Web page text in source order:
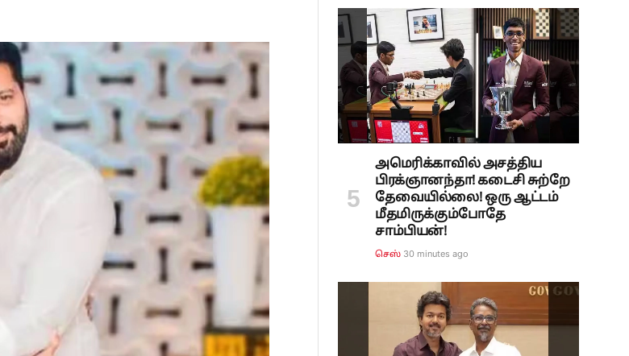
அமெரிக்காவில் அசத்திய
பிரக்ஞானந்தா! கடைசி சுற்றே
தேவையில்லை! ஒரு ஆட்டம்
மீதமிருக்கும்போதே
சாம்பியன்!
செஸ் 30 minutes ago